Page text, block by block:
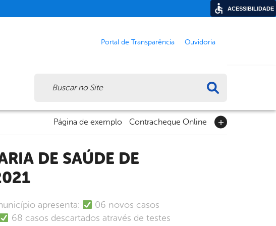
Portal de Transparência Ouvidoria
Página de exemplo Contracheque Online
apresenta:
06 novos casos
68 casos descartados através de testes
ACESSIBILIDADE